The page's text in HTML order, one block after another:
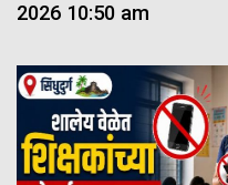
2026 10:50 am